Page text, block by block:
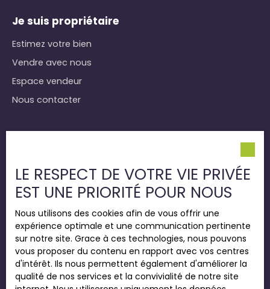
Je suis propriétaire
Estimez votre bien
Vendre avec nous
Espace vendeur
Nous contacter
Mentions légales
Politique de confidentialité
Plan du site
Gérer les cookies
Propulsé par
LE RESPECT DE VOTRE VIE PRIVÉE
EST UNE PRIORITÉ POUR NOUS
Nous utilisons des cookies afin de vous offrir une
expérience optimale et une communication pertinente
sur notre site. Grace à ces technologies, nous pouvons
vous proposer du contenu en rapport avec vos centres
d'intérêt. Ils nous permettent également d'améliorer la
qualité de nos services et la convivialité de notre site